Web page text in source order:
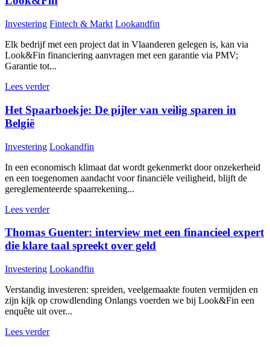
Investering Fintech & Markt Lookandfin
Elk bedrijf met een project dat in Vlaanderen gelegen is, kan via
Look&Fin financiering aanvragen met een garantie via PMV;
Garantie tot...
Lees verder
Het Spaarboekje: De pijler van veilig sparen in
België
Investering Lookandfin
In een economisch klimaat dat wordt gekenmerkt door onzekerheid
en een toegenomen aandacht voor financiële veiligheid, blijft de
gereglementeerde spaarrekening...
Lees verder
Thomas Guenter: interview met een financieel expert
die klare taal spreekt over geld
Investering Lookandfin
Verstandig investeren: spreiden, veelgemaakte fouten vermijden en
zijn kijk op crowdlending Onlangs voerden we bij Look&Fin een
enquête uit over...
Lees verder